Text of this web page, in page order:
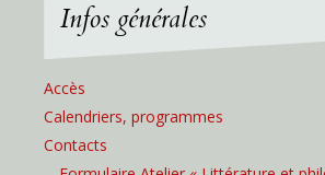
Infos générales
Accès
Calendriers, programmes
Contacts